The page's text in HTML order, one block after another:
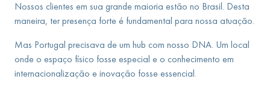
Nossos clientes em sua grande maioria estão no Brasil. Desta
maneira, ter presença forte é fundamental para nossa atuação.
Mas Portugal precisava de um hub com nosso DNA. Um local
onde o espaço físico fosse especial e o conhecimento em
internacionalização e inovação fosse essencial.